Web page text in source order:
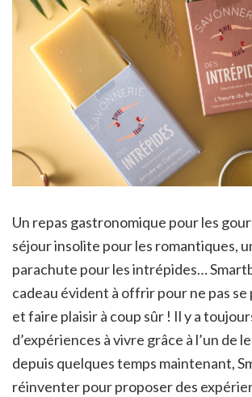
Un repas gastronomique pour les
séjour insolite pour les romantiques,
parachute pour les intrépides…
cadeau évident à offrir pour ne pas
et faire plaisir à coup sûr ! Il y a
d’expériences à vivre grâce à l’un de
depuis quelques temps maintenant,
réinventer pour proposer des